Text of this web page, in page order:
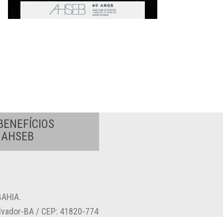
BA / CEP: 41820-774